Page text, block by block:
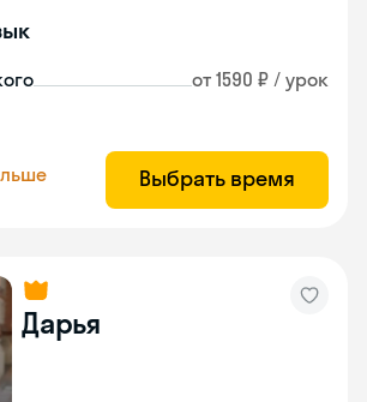
от 1590 ₽ / урок
Выбрать время
Дарья